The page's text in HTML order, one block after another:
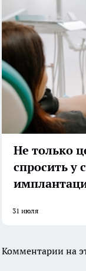
Не только
спросить у
31 июля
Комментарии на